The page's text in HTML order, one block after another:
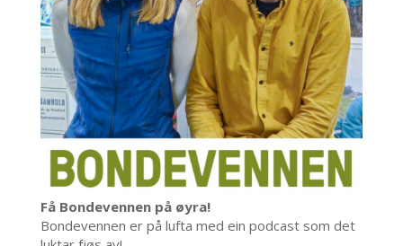
Få Bondevennen på øyra!
Bondevennen er på lufta med ein podcast som det